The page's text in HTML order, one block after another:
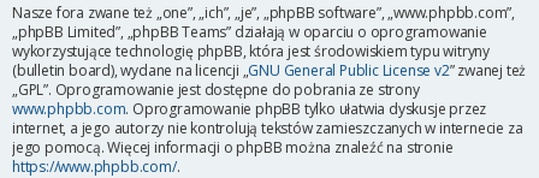
Nasze fora zwane też „one”, „ich”, „je”, „phpBB software”, „www.phpbb.com”,
„phpBB Limited”, „phpBB Teams” działają w oparciu o oprogramowanie
wykorzystujące technologię phpBB, która jest środowiskiem typu witryny
(bulletin board), wydane na licencji „GNU General Public License v2” zwanej też
„GPL”. Oprogramowanie jest dostępne do pobrania ze strony
www.phpbb.com. Oprogramowanie phpBB tylko ułatwia dyskusje przez
internet, a jego autorzy nie kontrolują tekstów zamieszczanych w internecie za
jego pomocą. Więcej informacji o phpBB można znaleźć na stronie
https://www.phpbb.com/.